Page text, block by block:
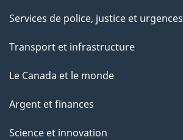
Services de police, justice et urgences
Transport et infrastructure
Le Canada et le monde
Argent et finances
Science et innovation